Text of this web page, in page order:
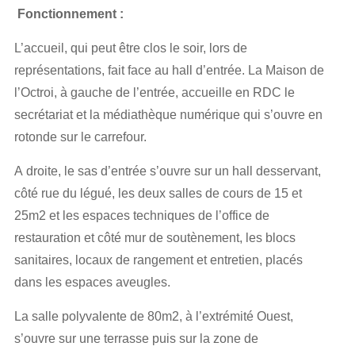
Fonctionnement :
L’accueil, qui peut être clos le soir, lors de
représentations, fait face au hall d’entrée. La Maison de
l’Octroi, à gauche de l’entrée, accueille en RDC le
secrétariat et la médiathèque numérique qui s’ouvre en
rotonde sur le carrefour.
A droite, le sas d’entrée s’ouvre sur un hall desservant,
côté rue du légué, les deux salles de cours de 15 et
25m2 et les espaces techniques de l’office de
restauration et côté mur de soutènement, les blocs
sanitaires, locaux de rangement et entretien, placés
dans les espaces aveugles.
La salle polyvalente de 80m2, à l’extrémité Ouest,
s’ouvre sur une terrasse puis sur la zone de